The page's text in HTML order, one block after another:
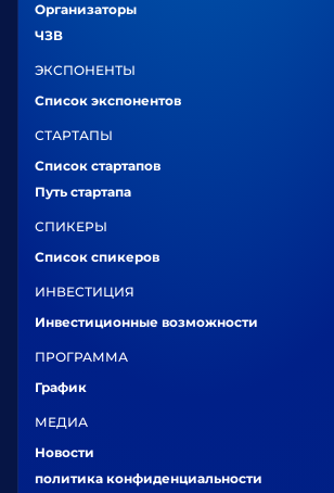
Организаторы
ЧЗВ
ЭКСПОНЕНТЫ
Список экспонентов
СТАРТАПЫ
Список стартапов
Путь стартапа
СПИКЕРЫ
Список спикеров
ИНВЕСТИЦИЯ
Инвестиционные возможности
ПРОГРАММА
График
МЕДИА
Новости
политика конфиденциальности